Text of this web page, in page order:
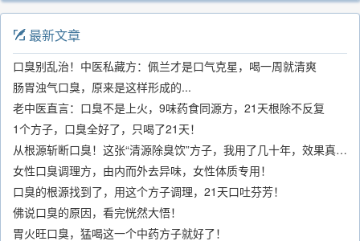
最新文章
口臭别乱治！中医私藏方：佩兰才是口气克星，喝一周就清爽
肠胃浊气口臭，原来是这样形成的...
老中医直言：口臭不是上火，9味药食同源方，21天根除不反复
1个方子，口臭全好了，只喝了21天！
从根源斩断口臭！这张“清源除臭饮”方子，我用了几十年，效果真不错
女性口臭调理方，由内而外去异味，女性体质专用！
口臭的根源找到了，用这个方子调理，21天口吐芬芳！
佛说口臭的原因，看完恍然大悟！
胃火旺口臭，猛喝这一个中药方子就好了！